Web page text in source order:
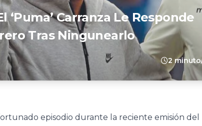
‘Puma’ Carranza Le Responde
Tras Ningunearlo
2
episodio durante la reciente emisión del